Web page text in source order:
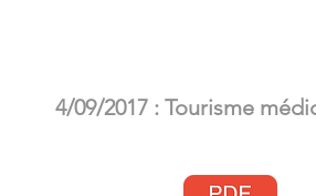
4/09/2017 : Tourisme